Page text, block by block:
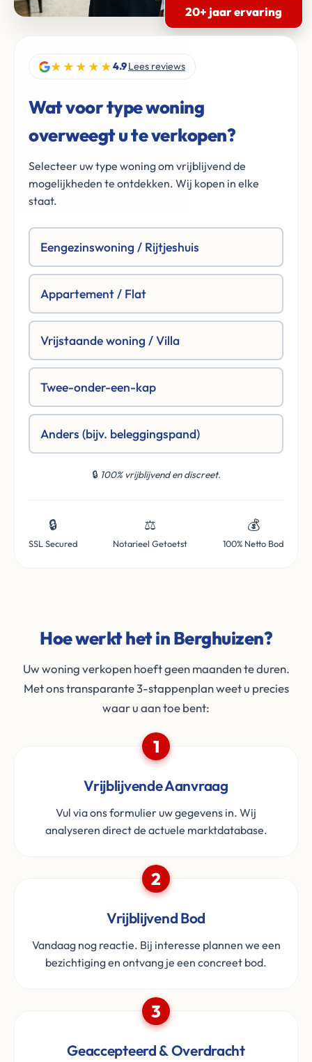
20+ jaar ervaring
★★★★★4.9Lees reviews
Wat voor type woning
overweegt u te verkopen?
Selecteer uw type woning om vrijblijvend de
mogelijkheden te ontdekken. Wij kopen in elke
staat.
Eengezinswoning / Rijtjeshuis
Appartement / Flat
Vrijstaande woning / Villa
Twee-onder-een-kap
Anders (bijv. beleggingspand)
🔒 100% vrijblijvend en discreet.
🔒
SSL Secured
⚖️
Notarieel Getoetst
💰
100% Netto Bod
Hoe werkt het in Berghuizen?
Uw woning verkopen hoeft geen maanden te duren.
Met ons transparante 3-stappenplan weet u precies
waar u aan toe bent:
1
Vrijblijvende Aanvraag
Vul via ons formulier uw gegevens in. Wij
analyseren direct de actuele marktdatabase.
2
Vrijblijvend Bod
Vandaag nog reactie. Bij interesse plannen we een
bezichtiging en ontvang je een concreet bod.
3
Geaccepteerd & Overdracht